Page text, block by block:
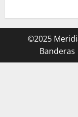
©2025
Banderas